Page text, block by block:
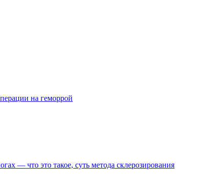
на геморрой
— что это такое, суть метода склерозирования